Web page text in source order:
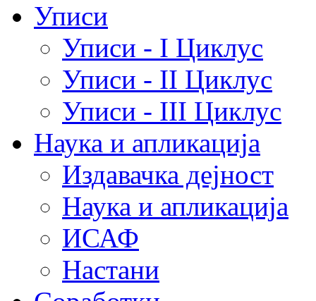
Уписи
Уписи - I Циклус
Уписи - II Циклус
Уписи - III Циклус
Наука и апликација
Издавачка дејност
Наука и апликација
ИСАФ
Настани